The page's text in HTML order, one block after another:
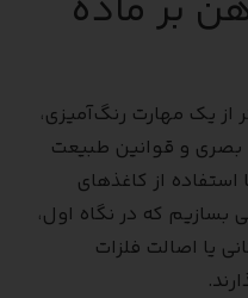
از یک مهارت رنگ‌آمیزی،
بصری و قوانین طبیعت
از کاغذهای
بسازیم که در نگاه اول،
یا اصالت فلزات